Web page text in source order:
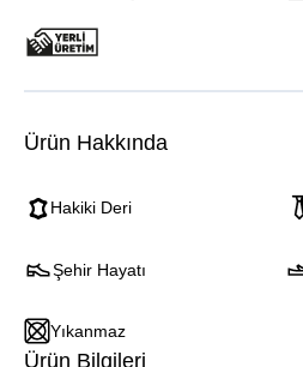
Ürün Hakkında
Hakiki Deri
Şehir Hayatı
Yıkanmaz
Ürün Bilgileri